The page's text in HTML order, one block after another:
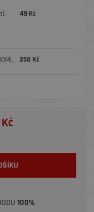
49 Kč
250 Kč
100%